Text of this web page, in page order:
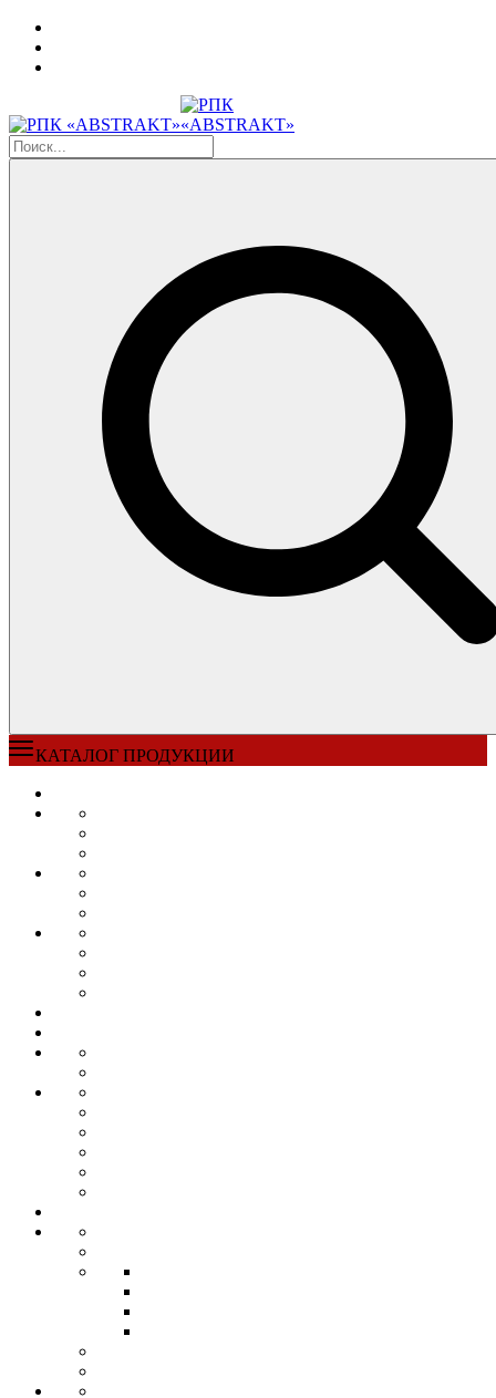
КАТАЛОГ ПРОДУКЦИИ